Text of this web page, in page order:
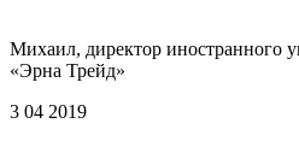
Михаил, директор иностранного
«Эрна Трейд»
3 04 2019